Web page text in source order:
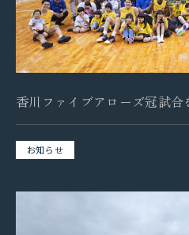
香川ファイブアローズ冠試合
お知らせ